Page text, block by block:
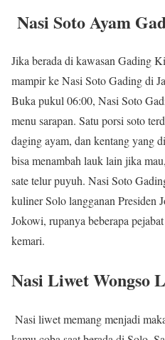
Nasi Soto Ayam
Jika berada di kawasan Gading
mampir ke Nasi Soto Gading di
Buka pukul 06:00, Nasi Soto
menu sarapan. Satu porsi soto
daging ayam, dan kentang yang
bisa menambah lauk lain jika
sate telur puyuh. Nasi Soto
kuliner Solo langganan Presiden
Jokowi, rupanya beberapa
kemari.
Nasi Liwet Wongso
Nasi liwet memang menjadi